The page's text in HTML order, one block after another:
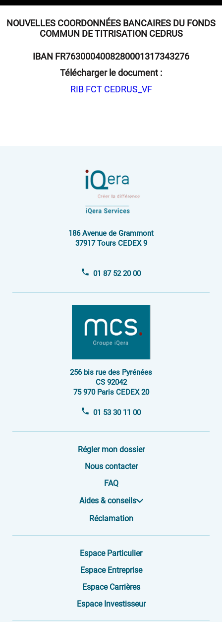
AIDES SOCIALES
PAIEMENTS SÉCURISÉS
Espace Carrières
Espace Investisseur
NOUVELLES COORDONNÉES BANCAIRES DU FONDS
COMMUN DE TITRISATION CEDRUS
IBAN FR7630004008280001317343276
Télécharger le document :
RIB FCT CEDRUS_VF
186 Avenue de Grammont
37917 Tours CEDEX 9
01 87 52 20 00
256 bis rue des Pyrénées
CS 92042
75 970 Paris CEDEX 20
01 53 30 11 00
Régler mon dossier
Nous contacter
FAQ
Aides & conseils
Réclamation
Espace Particulier
Espace Entreprise
Espace Carrières
Espace Investisseur